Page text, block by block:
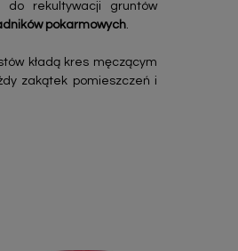
do rekultywacji gruntów
pokarmowych.
kładą kres męczącym
zakątek pomieszczeń i